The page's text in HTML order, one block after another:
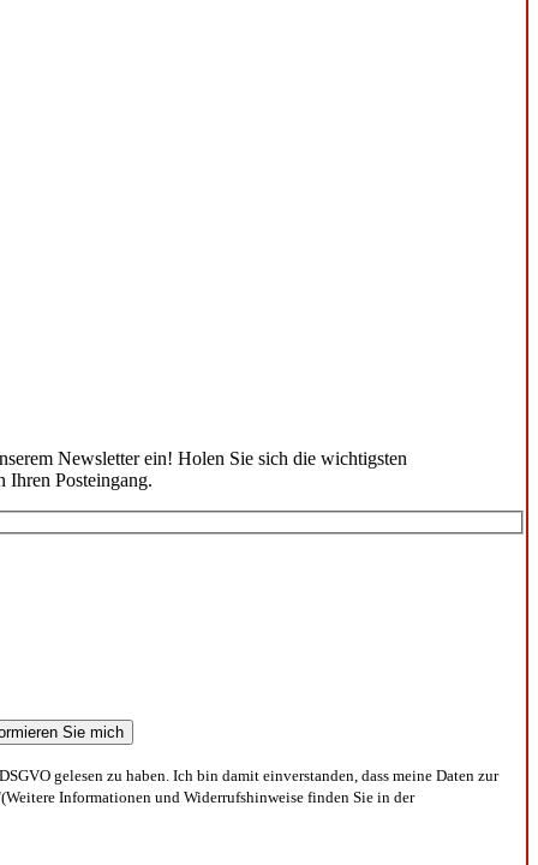
Newsletter ein! Holen Sie sich die wichtigsten
Ihren Posteingang.
gelesen zu haben. Ich bin damit einverstanden, dass meine Daten zur
Informationen und Widerrufshinweise finden Sie in der